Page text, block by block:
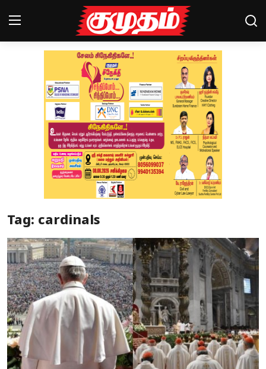
Magazines
Special Story
Business
Crime
Tamilnadu
National
Tag: cardinals